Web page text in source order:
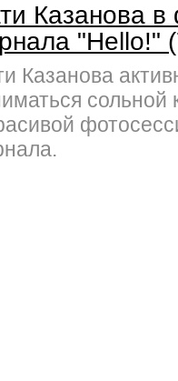
Казанова в
Казанова
сольной